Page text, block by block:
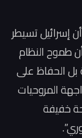
إسرائيل تسيطر
طموح النظام
بل الحفاظ على
المروحيات
خفيفة